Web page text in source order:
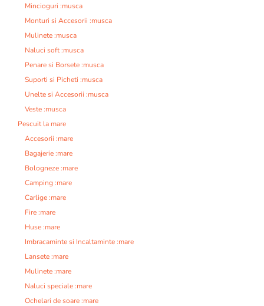
Mincioguri :musca
Monturi si Accesorii :musca
Mulinete :musca
Naluci soft :musca
Penare si Borsete :musca
Suporti si Picheti :musca
Unelte si Accesorii :musca
Veste :musca
Pescuit la mare
Accesorii :mare
Bagajerie :mare
Bologneze :mare
Camping :mare
Carlige :mare
Fire :mare
Huse :mare
Imbracaminte si Incaltaminte :mare
Lansete :mare
Mulinete :mare
Naluci speciale :mare
Ochelari de soare :mare